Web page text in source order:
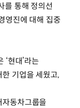
를 통해 정의선
영진에 대해 집중
현대’라는
기업을 세웠고,
동차그룹을